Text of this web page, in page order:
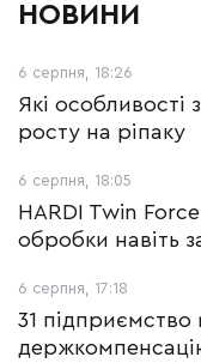
НОВИНИ
6 серпня, 18:26
Які особливості
росту на ріпаку
6 серпня, 18:05
HARDI Twin
обробки навіть
6 серпня, 17:18
31